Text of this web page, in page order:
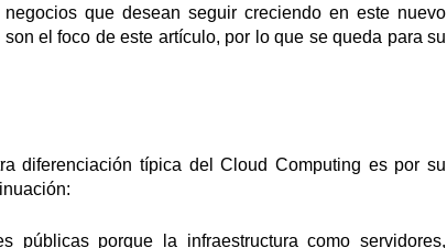
que desean seguir creciendo en este nuevo
el foco de este artículo, por lo que se queda para su
diferenciación típica del Cloud Computing es por su
públicas porque la infraestructura como servidores,